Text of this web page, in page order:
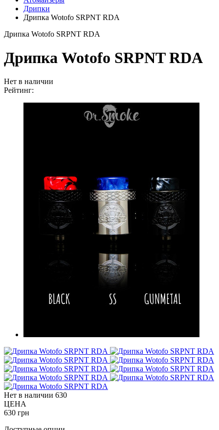
Дрипки
Дрипка Wotofo SRPNT RDA
Дрипка Wotofo SRPNT RDA
Дрипка Wotofo SRPNT RDA
Нет в наличии
Рейтинг:
Нет в наличии 630
ЦЕНА
630 грн